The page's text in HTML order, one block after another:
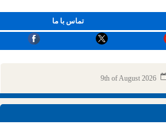
تماس با ما
9th of August 2026